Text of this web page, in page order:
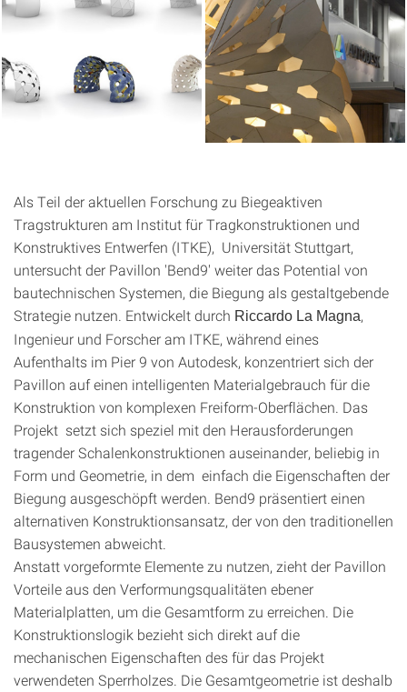
Als Teil der aktuellen Forschung zu Biegeaktiven
Tragstrukturen am Institut für Tragkonstruktionen und
Konstruktives Entwerfen (ITKE), Universität Stuttgart,
untersucht der Pavillon 'Bend9' weiter das Potential von
bautechnischen Systemen, die Biegung als gestaltgebende
Strategie nutzen. Entwickelt durch Riccardo La Magna,
Ingenieur und Forscher am ITKE, während eines
Aufenthalts im Pier 9 von Autodesk, konzentriert sich der
Pavillon auf einen intelligenten Materialgebrauch für die
Konstruktion von komplexen Freiform-Oberflächen. Das
Projekt setzt sich speziel mit den Herausforderungen
tragender Schalenkonstruktionen auseinander, beliebig in
Form und Geometrie, in dem einfach die Eigenschaften der
Biegung ausgeschöpft werden. Bend9 präsentiert einen
alternativen Konstruktionsansatz, der von den traditionellen
Bausystemen abweicht.
Anstatt vorgeformte Elemente zu nutzen, zieht der Pavillon
Vorteile aus den Verformungsqualitäten ebener
Materialplatten, um die Gesamtform zu erreichen. Die
Konstruktionslogik bezieht sich direkt auf die
mechanischen Eigenschaften des für das Projekt
verwendeten Sperrholzes. Die Gesamtgeometrie ist deshalb